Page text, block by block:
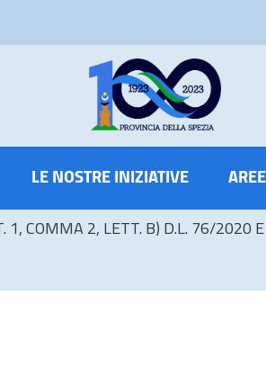
LE NOSTRE INIZIATIVE
1, COMMA 2, LETT. B) D.L. 76/